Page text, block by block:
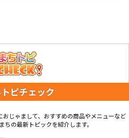
ピチェック
おじゃまして、おすすめの商品やメニューなど
の最新トピックを紹介します。